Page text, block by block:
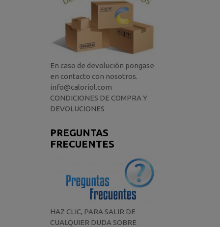
En caso de devolución pongase
en contacto con nosotros.
info@caloriol.com
CONDICIONES DE COMPRA Y
DEVOLUCIONES
PREGUNTAS
FRECUENTES
HAZ CLIC, PARA SALIR DE
CUALQUIER DUDA SOBRE